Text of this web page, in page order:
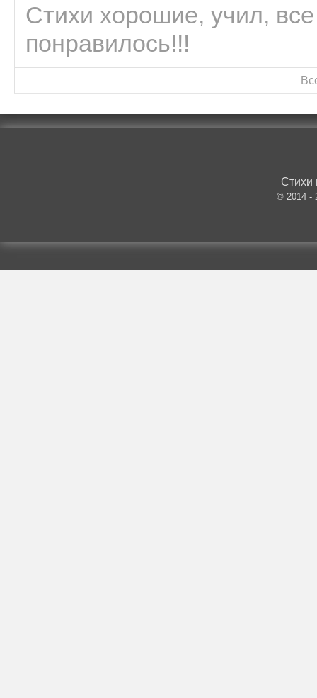
Стихи хорошие, учил,
понравилось!!!
Стихи
© 2014 -